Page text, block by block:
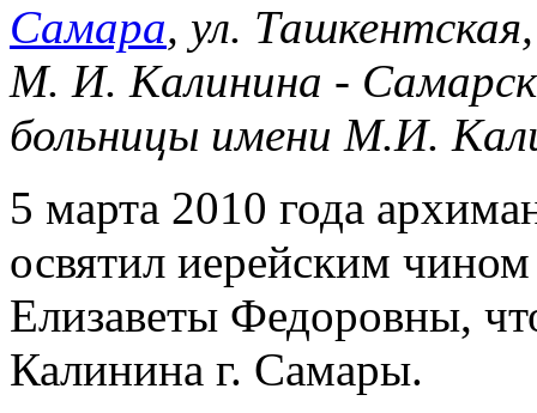
Самара, ул.
М. И. Калинина -
больницы имени М.И.
5 марта 2010 года
освятил иерейским
Елизаветы Федоровны,
Калинина г. Самары.